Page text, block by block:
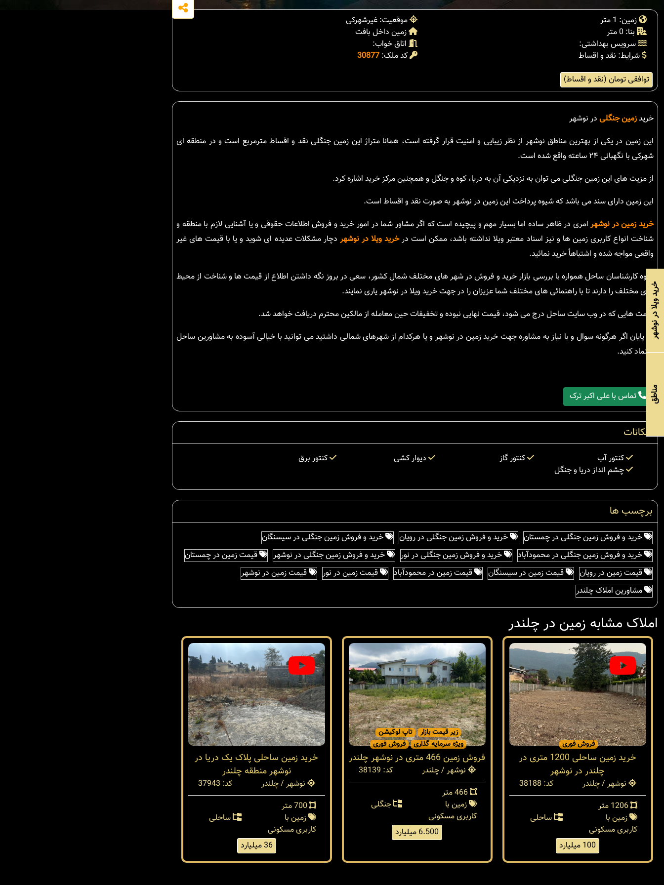
زمین: 1 متر
موقعیت: غیرشهرکی
بنا: 0 متر
زمین داخل بافت
سرویس بهداشتی:
اتاق خواب:
شرایط: نقد و اقساط
کد ملک: 30877
توافقی تومان (نقد و اقساط)
خریدزمین جنگلی در نوشهر
این زمین در یکی از بهترین مناطق نوشهر از نظر زیبایی و امنیت قرار گرفته است، همانا متراژ این زمین جنگلی نقد و اقساط مترمربع است و در منطقه ای
شهرکی با نگهبانی ۲۴ ساعته واقع شده است.
از مزیت های این زمین جنگلی می توان به نزدیکی آن به دریا، کوه و جنگل و همچنین مرکز خرید اشاره کرد.
این زمین دارای سند می باشد که شیوه پرداخت این زمین در نوشهر به صورت نقد و اقساط است.
خرید زمین در نوشهرامری در ظاهر ساده اما بسیار مهم و پیچیده است که اگر مشاور شما در امور خرید و فروش اطلاعات حقوقی و یا آشنایی لازم با منطقه و
شناخت انواع کاربری زمین ها و نیز اسناد معتبر ویلا نداشته باشد، ممکن است درخرید ویلا در نوشهر دچار مشکلات عدیده ای شوید و یا با قیمت های غیر
واقعی مواجه شده و اشتباهاً خرید نمائید.
گروه کارشناسان ساحل همواره با بررسی بازار خرید و فروش در شهر های مختلف شمال کشور، سعی در بروز نگه داشتن اطلاع از قیمت ها و شناخت از محیط
های مختلف را دارند تا با راهنمائی های مختلف شما عزیزان را در جهت خرید ویلا در نوشهر یاری نمایند.
قیمت هایی که در وب سایت ساحل درج می شود، قیمت نهایی نبوده و تخفیفات حین معامله از مالکین محترم دریافت خواهد شد.
در پایان اگر هرگونه سوال و با نیاز به مشاوره جهت خرید زمین در نوشهر و یا هرکدام از شهرهای شمالی داشتید می توانید با خیالی آسوده به مشاورین ساحل
اعتماد کنید.
تماس با علی اکبر ترک
امکانات
کنتور آب کنتور گاز دیوار کشی
کنتور برق
چشم انداز دریا و جنگل
برچسب ها
خرید و فروش زمین جنگلی در چمستان خرید و فروش زمین جنگلی در رویان
خرید و فروش زمین جنگلی در سیسنگان
خرید و فروش زمین جنگلی در محمودآباد
خرید و فروش زمین جنگلی در نور خرید و فروش زمین جنگلی در نوشهر
قیمت زمین در چمستان
قیمت زمین در رویان
قیمت زمین در سیسنگان قیمت زمین در محمودآباد قیمت زمین در نور
قیمت زمین در نوشهر
مشاورین املاک چلندر
املاک مشابه زمین در چلندر
فروش فوری
خرید زمین ساحلی 1200 متری در
چلندر در نوشهر
نوشهر / چلندر
کد: 38188
زمین با
کاربری مسکونی
ساحلی
100 میلیارد
زیر قیمت بازار
تاپ لوکیشن
ویژه سرمایه گذاری
فروش فوری
فروش زمین 466 متری در نوشهر چلندر
نوشهر / چلندر
کد: 38139
466 متر
زمین با
کاربری مسکونی
جنگلی
6.500 میلیارد
خرید زمین ساحلی پلاک یک دریا در
نوشهر منطقه چلندر
نوشهر / چلندر
کد: 37943
زمین با
کاربری مسکونی
ساحلی
36 میلیارد
خرید ویلا در نوشهر
مناطق